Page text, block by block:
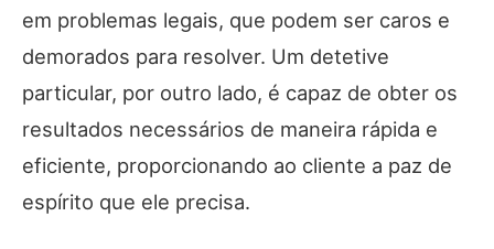
em problemas legais, que podem ser caros e
demorados para resolver. Um detetive
particular, por outro lado, é capaz de obter os
resultados necessários de maneira rápida e
eficiente, proporcionando ao cliente a paz de
espírito que ele precisa.